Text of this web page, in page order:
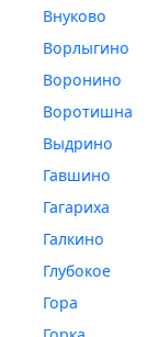
Внуково
Ворлыгино
Воронино
Воротишна
Выдрино
Гавшино
Гагариха
Галкино
Глубокое
Гора